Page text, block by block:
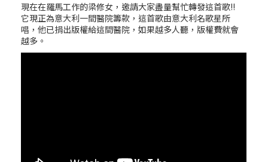
現在在羅馬工作的梁修女，邀請大家盡量幫忙轉發這首歌!!
它現正為意大利一間醫院籌款，這首歌由意大利名歌星所
唱，他已捐出版權給這間醫院，如果越多人聽，版權費就會
越多。